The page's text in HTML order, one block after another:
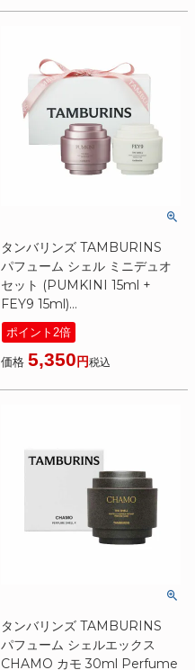
タンバリンズ TAMBURINS
パフューム シェル ミニデュオ
セット (PUMKINI 15ml +
FEY9 15ml)
[ ハンドクリーム ]
ポイント2倍
価格 5,350 税込
タンバリンズ TAMBURINS
パフューム シェルエックス
CHAMO カモ 30ml Perfume